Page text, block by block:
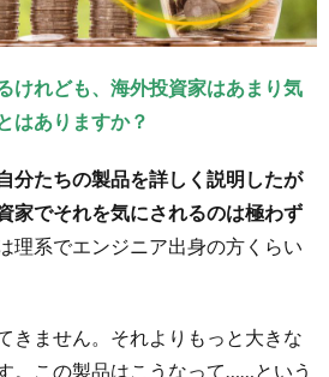
けれども、海外投資家はあまり気
はありますか？
分たちの製品を詳しく説明したが
家でそれを気にされるのは極わず
理系でエンジニア出身の方くらい
きません。それよりもっと大きな
。この製品はこうなって……という